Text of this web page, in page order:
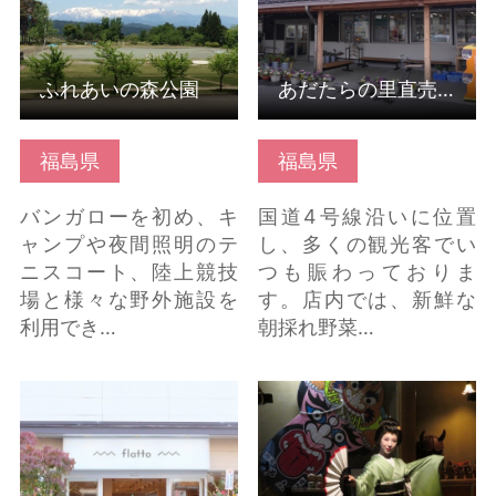
福島県
バンガローを初め、キ
ャンプや夜間照明のテ
ニスコート、陸上競技
場と様々な野外施設を
利用でき…
ふれあいの森公園
福島県
国道4号線沿いに位置
し、多くの観光客でい
つも賑わっておりま
す。店内では、新鮮な
朝採れ野菜…
あだたらの里直売所
すかがわ観光物産館
flatto（ふらっと） の詳
細はこちら
東山芸妓 の詳細はこち
ら